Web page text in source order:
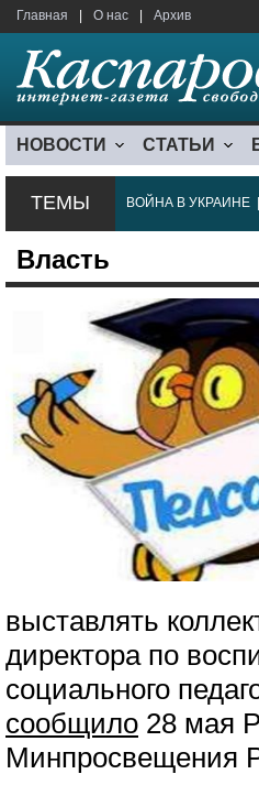
Главная О нас Архив
НОВОСТИ СТАТЬИ
ТЕМЫ ВОЙНА В УКРАИНЕ
Власть
выставлять
директора по
социального
сообщило 28 мая
Минпросвещения